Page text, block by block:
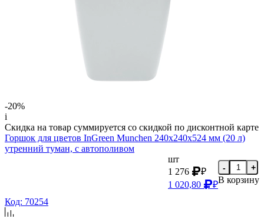
-20%
i
Скидка на товар суммируется со скидкой по дисконтной карте
Горшок для цветов InGreen Munchen 240х240х524 мм (20 л)
утренний туман, с автополивом
шт
1 276
₽
1 020,80
₽
- +
В корзину
Код: 70254